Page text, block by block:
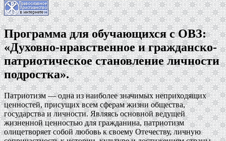
Программа для обучающихся c ОВЗ:
«Духовно-нравственное и гражданско-
патриотическое становление личности
подростка».
Патриотизм — одна из наиболее значимых неприходящих
ценностей, присущих всем сферам жизни общества,
государства и личности. Являясь основной ведущей
жизненной ценностью для гражданина, патриотизм
олицетворяет собой любовь к своему Отечеству, личную